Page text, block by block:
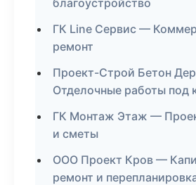
благоустройство
ГК Line Сервис —
ремонт
Проект-Строй Бетон
Отделочные работы под
ГК Монтаж Этаж —
и сметы
ООО Проект Кров —
ремонт и